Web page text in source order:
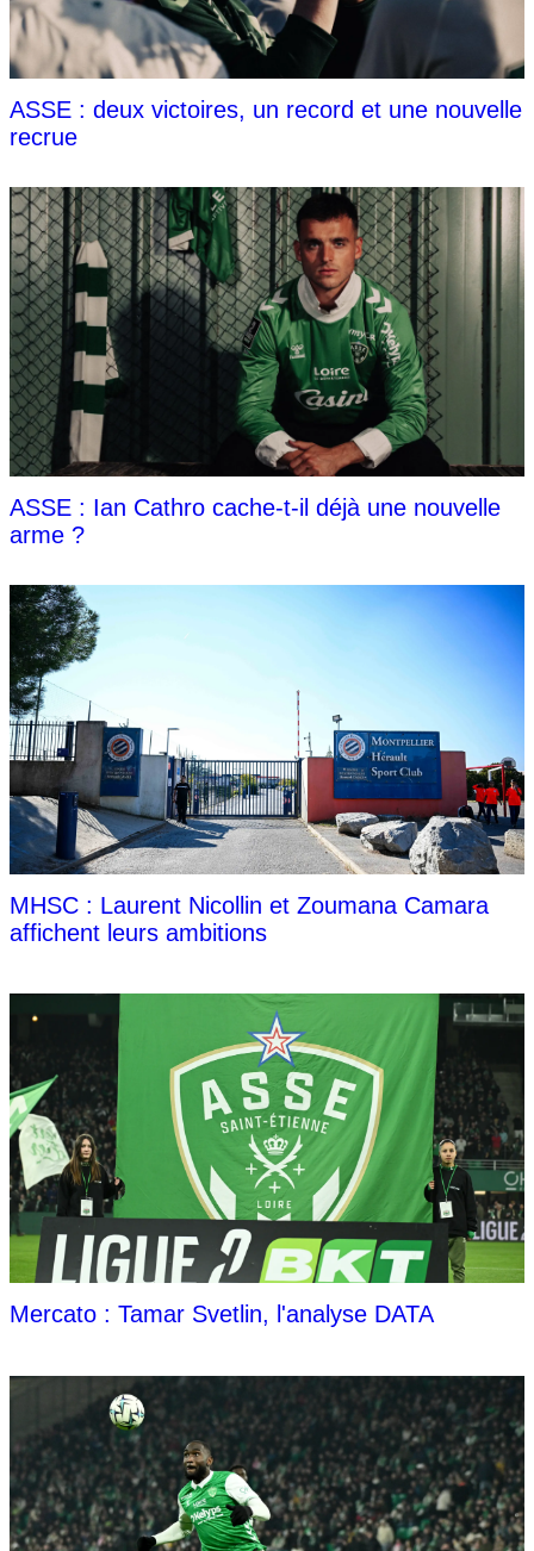
ASSE : deux victoires, un record et une nouvelle
recrue
ASSE : Ian Cathro cache-t-il déjà une nouvelle
arme ?
MHSC : Laurent Nicollin et Zoumana Camara
affichent leurs ambitions
Mercato : Tamar Svetlin, l'analyse DATA